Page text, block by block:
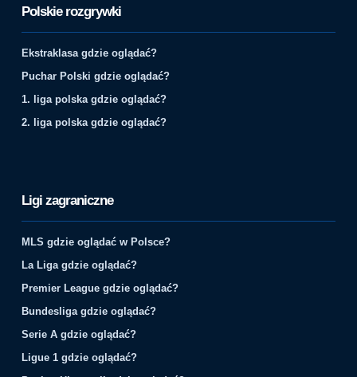
Polskie rozgrywki
Ekstraklasa gdzie oglądać?
Puchar Polski gdzie oglądać?
1. liga polska gdzie oglądać?
2. liga polska gdzie oglądać?
Ligi zagraniczne
MLS gdzie oglądać w Polsce?
La Liga gdzie oglądać?
Premier League gdzie oglądać?
Bundesliga gdzie oglądać?
Serie A gdzie oglądać?
Ligue 1 gdzie oglądać?